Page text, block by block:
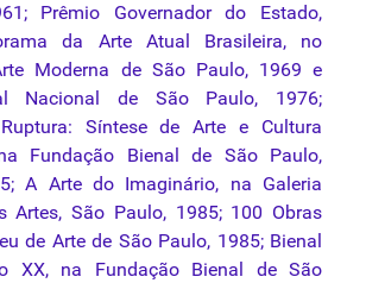
Prêmio Governador do Estado,
da Arte Atual Brasileira, no
Moderna de São Paulo, 1969 e
Nacional de São Paulo, 1976;
Síntese de Arte e Cultura
Fundação Bienal de São Paulo,
A Arte do Imaginário, na Galeria
Artes, São Paulo, 1985; 100 Obras
de Arte de São Paulo, 1985; Bienal
XX, na Fundação Bienal de São